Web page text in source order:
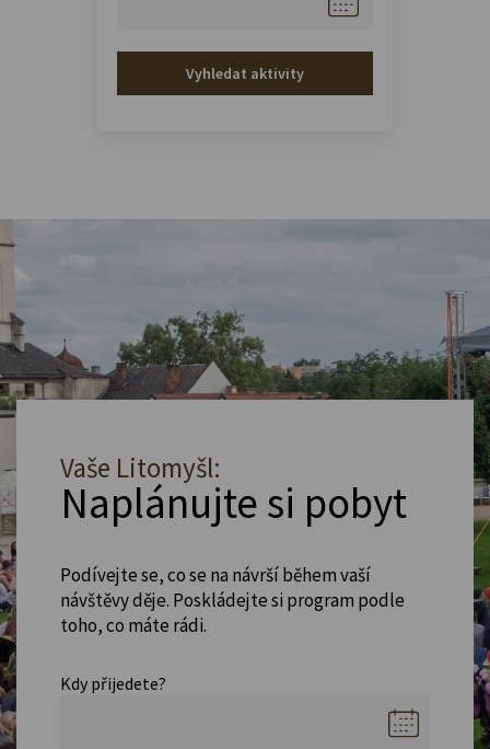
Vyhledat aktivity
Vaše Litomyšl:
Naplánujte si pobyt
Podívejte se, co se na návrší během vaší
návštěvy děje. Poskládejte si program podle
toho, co máte rádi.
Kdy přijedete?